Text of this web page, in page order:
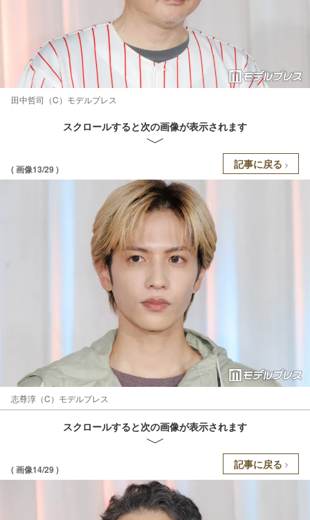
田中哲司（C）モデルプレス
スクロールすると次の画像が表示されます
( 画像13/29 ) 記事に戻る
志尊淳（C）モデルプレス
スクロールすると次の画像が表示されます
( 画像14/29 ) 記事に戻る